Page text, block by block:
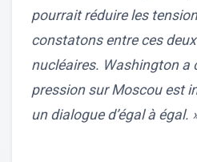
pourrait réduire les
constatons entre ces
nucléaires. Washington a
pression sur Moscou est
un dialogue d’égal à égal.